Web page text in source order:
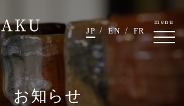
menu
JP EN FR
お知らせ